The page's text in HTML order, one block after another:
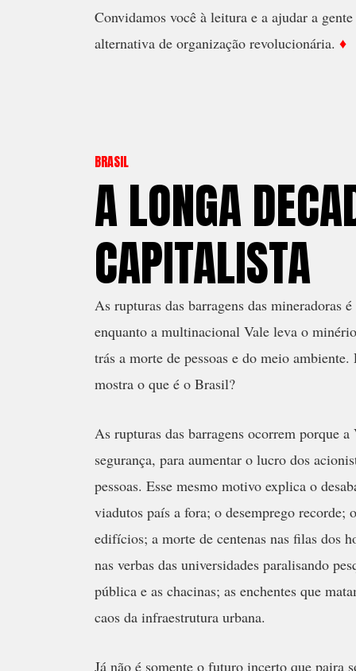
Convidamos você à leitura e a ajudar a
alternativa de organização revolucionária.♦
BRASIL
A LONGA
CAPITALISTA
As rupturas das barragens das mineradoras
enquanto a multinacional Vale leva o
trás a morte de pessoas e do meio ambiente.
mostra o que é o Brasil?
As rupturas das barragens ocorrem porque a
segurança, para aumentar o lucro dos
pessoas. Esse mesmo motivo explica o
viadutos país a fora; o desemprego recorde;
edifícios; a morte de centenas nas filas dos
nas verbas das universidades paralisando
pública e as chacinas; as enchentes que
caos da infraestrutura urbana.
Já não é somente o futuro incerto que paira